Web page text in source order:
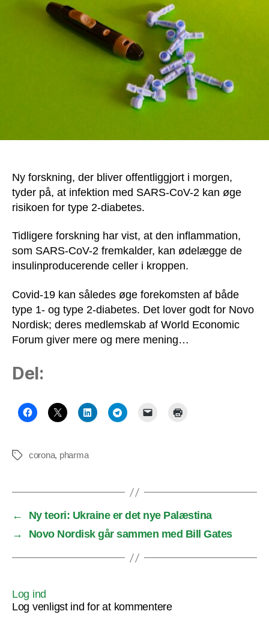
Corona
øger
diabetes
Ny forskning, der bliver offentliggjort i morgen,
tyder på, at infektion med SARS-CoV-2 kan øge
risikoen for type 2-diabetes.
Tidligere forskning har vist, at den inflammation,
som SARS-CoV-2 fremkalder, kan ødelægge de
insulinproducerende celler i kroppen.
Covid-19 kan således øge forekomsten af både
type 1- og type 2-diabetes. Det lover godt for Novo
Nordisk; deres medlemskab af World Economic
Forum giver mere og mere mening…
Del:
Tagscorona, pharma
←
Ny teori: Ukraine er det nye Palæstina
→
Novo Nordisk går sammen med Bill Gates
Log ind
Log venligst ind for at kommentere